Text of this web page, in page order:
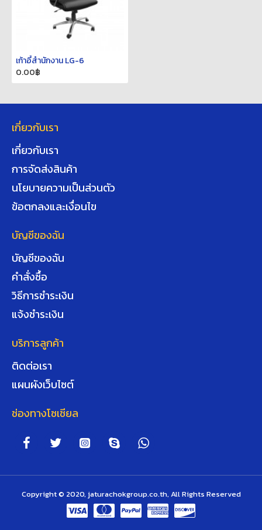
เก้าอี้สำนักงาน LG-6
0.00฿
เกี่ยวกับเรา
เกี่ยวกับเรา
การจัดส่งสินค้า
นโยบายความเป็นส่วนตัว
ข้อตกลงและเงื่อนไข
บัญชีของฉัน
บัญชีของฉัน
คำสั่งซื้อ
วิธีการชำระเงิน
แจ้งชำระเงิน
บริการลูกค้า
ติดต่อเรา
แผนผังเว็บไซต์
ช่องทางโซเชียล
Copyright © 2020, jaturachokgroup.co.th, All Rights Reserved